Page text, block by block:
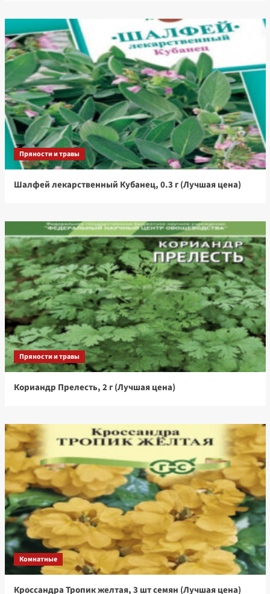
Пряности и травы
Шалфей лекарственный Кубанец, 0.3 г (Лучшая цена)
Пряности и травы
Кориандр Прелесть, 2 г (Лучшая цена)
Комнатные
Кроссандра Тропик желтая, 3 шт семян (Лучшая цена)